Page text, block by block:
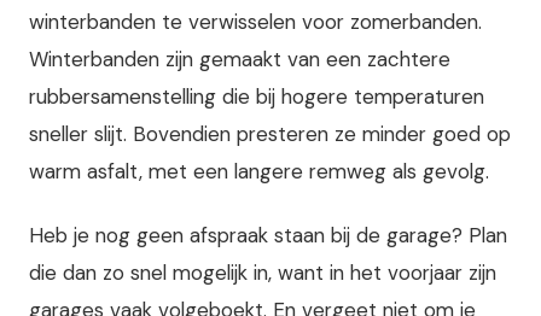
winterbanden te verwisselen voor zomerbanden.
Winterbanden zijn gemaakt van een zachtere
rubbersamenstelling die bij hogere temperaturen
sneller slijt. Bovendien presteren ze minder goed op
warm asfalt, met een langere remweg als gevolg.
Heb je nog geen afspraak staan bij de garage? Plan
die dan zo snel mogelijk in, want in het voorjaar zijn
garages vaak volgeboekt. En vergeet niet om je